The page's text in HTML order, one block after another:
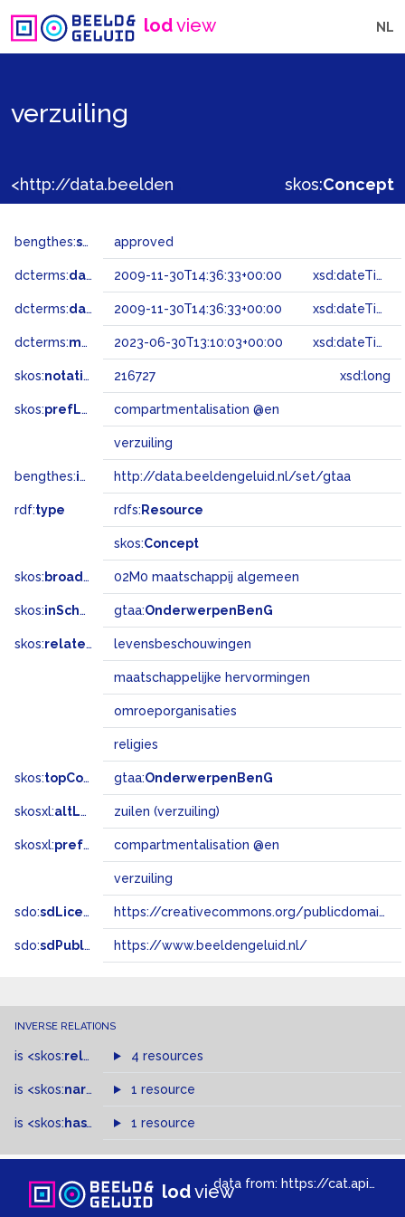
lodview NL
verzuiling
skos:Concept
bengthes:status approved
dcterms:dateAccepted 2009-11-30T14:36:33+00:00 xsd:dateTime
dcterms:dateSubmitted 2009-11-30T14:36:33+00:00 xsd:dateTime
dcterms:modified 2023-06-30T13:10:03+00:00 xsd:dateTime
skos:notation 216727 xsd:long
skos:prefLabel compartmentalisation @en
verzuiling
bengthes:inSet http://data.beeldengeluid.nl/set/gtaa
rdf:type rdfs: Resource
skos:Concept
skos: broadMatch 02M0 maatschappij algemeen
skos:inScheme gtaa:OnderwerpenBenG
skos:related levensbeschouwingen
maatschappelijke hervormingen
omroeporganisaties
religies
skos:topConceptOf gtaa:OnderwerpenBenG
skosxl:altLabel zuilen (verzuiling)
skosxl:prefLabel compartmentalisation @en
verzuiling
sdo:sdLicense https://creativecommons.org/publicdomain/zero/1.0/
sdo:sdPublisher https://www.beeldengeluid.nl/
INVERSE RELATIONS
is <skos:related > of4 resources
is <skos:narrowMatch >of
1 resource
is <skos: hasTopConcept >of
1 resource
lodviewdata from: https://cat.apis.beeldengeluid.nl/sparql